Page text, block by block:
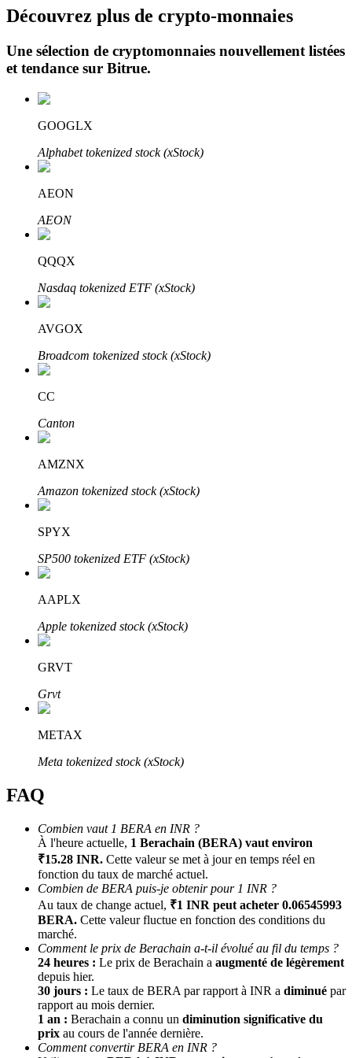
Investissement automobile
Obtenez des bénéfices à long terme et des intérêts flexibles
Bitrue
Partenaires Bitrue
Affiliés Bitrue
Jusqu'à 65 % de commissions !
Parrainage
Invitez un ami pour recevoir des récompenses en espèces
Deposit CASHCAT & Win
Découvrez plus de crypto-monnaies
Une sélection de cryptomonnaies nouvellement listées
et tendance sur Bitrue.
GOOGLX
Alphabet tokenized stock (xStock)
AEON
AEON
QQQX
Nasdaq tokenized ETF (xStock)
AVGOX
Broadcom tokenized stock (xStock)
CC
Canton
AMZNX
Amazon tokenized stock (xStock)
SPYX
SP500 tokenized ETF (xStock)
AAPLX
Apple tokenized stock (xStock)
GRVT
Grvt
METAX
Meta tokenized stock (xStock)
FAQ
Combien vaut 1 BERA en INR ?
À l'heure actuelle, 1 Berachain (BERA) vaut environ
₹15.28 INR. Cette valeur se met à jour en temps réel en
fonction du taux de marché actuel.
Combien de BERA puis-je obtenir pour 1 INR ?
Au taux de change actuel, ₹1 INR peut acheter 0.06545993
BERA. Cette valeur fluctue en fonction des conditions du
marché.
Comment le prix de Berachain a-t-il évolué au fil du temps ?
24 heures : Le prix de Berachain a augmenté de légèrement
depuis hier.
30 jours : Le taux de BERA par rapport à INR a diminué par
rapport au mois dernier.
1 an : Berachain a connu un diminution significative du
prix au cours de l'année dernière.
Comment convertir BERA en INR ?